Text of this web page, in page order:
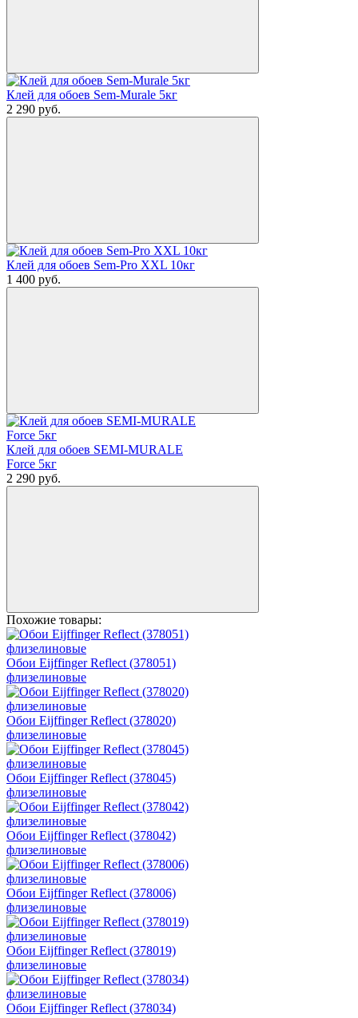
Клей для обоев Sem-Murale 5кг
2 290 руб.
Клей для обоев Sem-Pro XXL 10кг
1 400 руб.
Клей для обоев SEMI-MURALE
Force 5кг
2 290 руб.
Похожие товары:
Обои Eijffinger Reflect (378051)
флизелиновые
Обои Eijffinger Reflect (378020)
флизелиновые
Обои Eijffinger Reflect (378045)
флизелиновые
Обои Eijffinger Reflect (378042)
флизелиновые
Обои Eijffinger Reflect (378006)
флизелиновые
Обои Eijffinger Reflect (378019)
флизелиновые
Обои Eijffinger Reflect (378034)